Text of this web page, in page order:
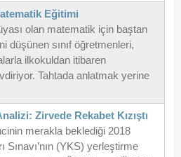
Eğitimi
olan matematik için baştan
düşünen sınıf öğretmenleri,
ilkokuldan itibaren
Tahtada anlatmak yerine
Zirvede Rekabet Kızıştı
merakla beklediği 2018
(YKS) yerleştirme